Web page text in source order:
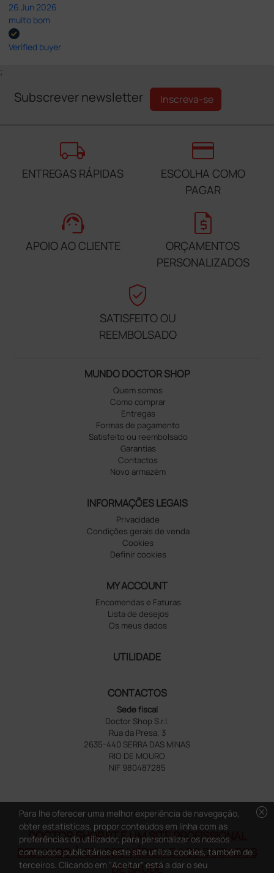
26 Jun 2026
muito bom
Verified buyer
;
Subscrever newsletter Inscreva-se
local_shipping
ENTREGAS RÁPIDAS
credit_card
ESCOLHA COMO
PAGAR
support_agent
APOIO AO CLIENTE
request_quote
ORÇAMENTOS
PERSONALIZADOS
verified_user
SATISFEITO OU
REEMBOLSADO
MUNDO DOCTOR SHOP
Quem somos
Como comprar
Entregas
Formas de pagamento
Satisfeito ou reembolsado
Garantias
Contactos
Novo armazém
INFORMAÇÕES LEGAIS
Privacidade
Condições gerais de venda
Cookies
Definir cookies
MY ACCOUNT
Encomendas e Faturas
Lista de desejos
Os meus dados
UTILIDADE
CONTACTOS
Sede fiscal
Doctor Shop S.r.l.
Rua da Presa, 3
2635-440 SERRA DAS MINAS
RIO DE MOURO
NIF 980487285
DOCTOR SHOP.PT É UM SITE PROFISSIONAL
DEDICADO À CLASSE MÉDICA E AOS CUIDADOS
DE SAÚDE
cancel
Para lhe oferecer uma melhor experiência de navegação,
obter estatísticas, propor conteúdos em linha com as
preferências do utilizador, para personalizar os nossos
conteúdos publicitários este site utiliza cookies, também de
terceiros. Clicando em "Aceitar" está a dar o seu